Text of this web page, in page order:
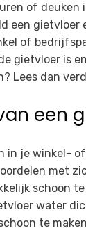
of deuken
een gietvloer
of
gietvloer is
Lees dan
een
in je winkel-
met
schoon
water
te